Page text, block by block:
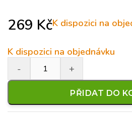
269 KčK dispozici na
K dispozici na objednávku
PŘIDAT DO